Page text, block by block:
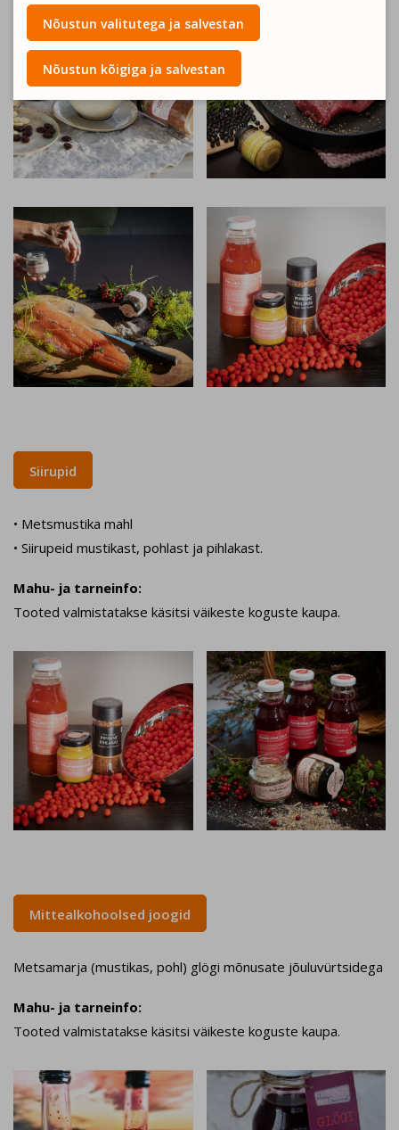
Nõustun valitutega ja salvestan
Nõustun kõigiga ja salvestan
Siirupid
• Metsmustika mahl
• Siirupeid mustikast, pohlast ja pihlakast.
Mahu- ja tarneinfo:
Tooted valmistatakse käsitsi väikeste koguste kaupa.
Mittealkohoolsed joogid
Metsamarja (mustikas, pohl) glögi mõnusate jõuluvürtsidega
Mahu- ja tarneinfo:
Tooted valmistatakse käsitsi väikeste koguste kaupa.